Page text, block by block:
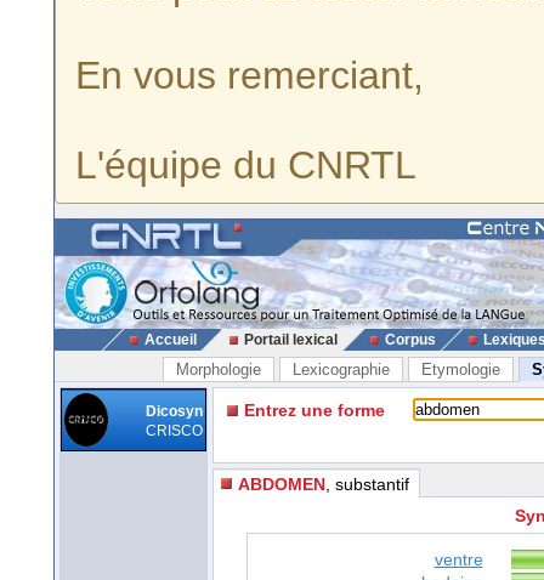
En vous remerciant,
L'équipe du CNRTL
Accueil Portail lexical Corpus
Morphologie Lexicographie Etymologie
Dicosyn
CRISCO
Entrez une forme
ABDOMEN , substantif
ventre